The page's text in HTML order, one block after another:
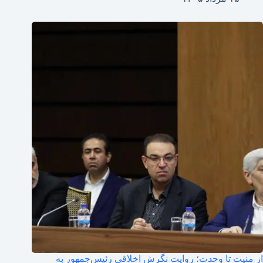
از منیت تا وحدت؛ روایت نگرش اخلاقی رئیس‌جمهور به